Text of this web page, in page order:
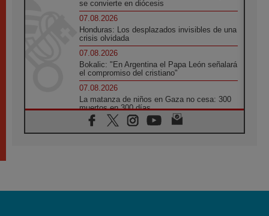
se convierte en diócesis
07.08.2026
Honduras: Los desplazados invisibles de una
crisis olvidada
07.08.2026
Bokalic: "En Argentina el Papa León señalará
el compromiso del cristiano"
07.08.2026
La matanza de niños en Gaza no cesa: 300
muertos en 300 días
07.08.2026
Tagle: La guerra desfigura el mundo, solo la